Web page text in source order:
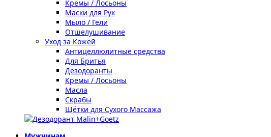
Кремы / Лосьоны
Маски для Рук
Мыло / Гели
Отшелушивание
Уход за Кожей
Антицеллюлитные средства
Для Бритья
Дезодоранты
Кремы / Лосьоны
Масла
Скрабы
Щётки для Сухого Массажа